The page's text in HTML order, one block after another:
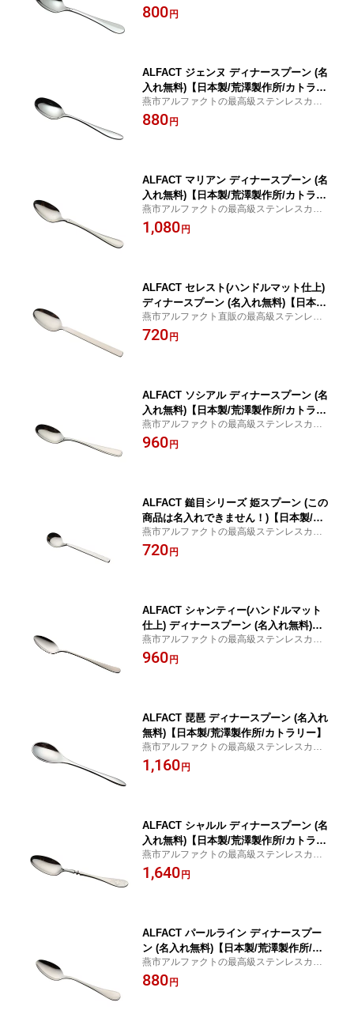
ラリー 【楽ギフ_名入れ】【日本製／燕市
／荒澤製作所】
800 円
ALFACT ジェンヌ ディナースプーン (名
入れ無料)【日本製/荒澤製作所/カトラリ
ー】
燕市アルファクトの最高級ステンレスカト
ラリー 【楽ギフ_名入れ】【日本製／燕市
／荒澤製作所】
880 円
ALFACT マリアン ディナースプーン (名
入れ無料)【日本製/荒澤製作所/カトラリ
ー】
燕市アルファクトの最高級ステンレスカト
ラリー 【楽ギフ_名入れ】【日本製／燕市
／荒澤製作所】
1,080 円
ALFACT セレスト(ハンドルマット仕上)
ディナースプーン (名入れ無料)【日本
製/荒澤製作所/カトラリー】
燕市アルファクト直販の最高級ステンレス
カトラリー 【楽ギフ_名入れ】【日本製／
燕市／荒澤製作所】
720 円
ALFACT ソシアル ディナースプーン (名
入れ無料)【日本製/荒澤製作所/カトラリ
ー】
燕市アルファクトの最高級ステンレスカト
ラリー 【楽ギフ_名入れ】【日本製／燕市
／荒澤製作所】
960 円
ALFACT 鎚目シリーズ 姫スプーン (この
商品は名入れできません！)【日本製/燕
市/荒澤製作所/カトラリー】
燕市アルファクトの最高級ステンレスカト
ラリー 【日本製／燕市／荒澤製作所】
720 円
ALFACT シャンティー(ハンドルマット
仕上) ディナースプーン (名入れ無料)
【日本製/荒澤製作所/カトラリー】
燕市アルファクトの最高級ステンレスカト
ラリー 【楽ギフ_名入れ】【日本製／燕市
／荒澤製作所】
960 円
ALFACT 琵琶 ディナースプーン (名入れ
無料)【日本製/荒澤製作所/カトラリー】
燕市アルファクトの最高級ステンレスカト
ラリー 【楽ギフ_名入れ】【日本製／燕市
／荒澤製作所】
1,160 円
ALFACT シャルル ディナースプーン (名
入れ無料)【日本製/荒澤製作所/カトラリ
ー】
燕市アルファクトの最高級ステンレスカト
ラリー 【楽ギフ_名入れ】【日本製／燕市
／荒澤製作所】
1,640 円
ALFACT パールライン ディナースプー
ン (名入れ無料)【日本製/荒澤製作所/カ
トラリー】
燕市アルファクトの最高級ステンレスカト
ラリー 【楽ギフ_名入れ】【日本製／燕市
／荒澤製作所】
880 円